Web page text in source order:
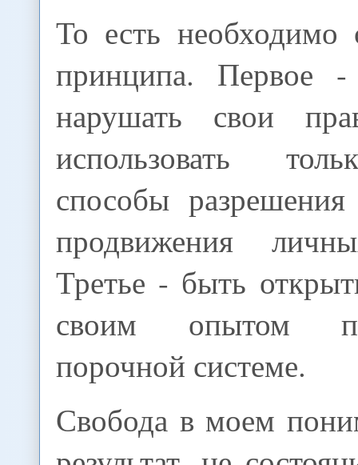
То есть необходимо
принципа. Первое -
нарушать свои
использовать
способы
продвижения
Третье - быть
своим опытом
порочной системе.
Свобода в моем